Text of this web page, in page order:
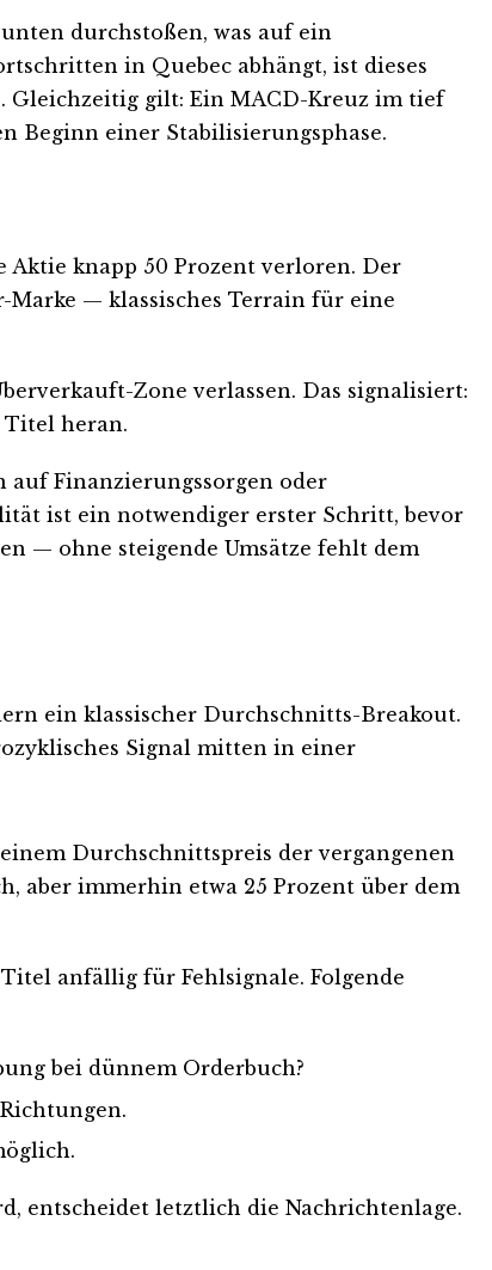
durchstoßen, was auf ein
in Quebec abhängt, ist dieses
Gleichzeitig gilt: Ein MACD-Kreuz im tief
Beginn einer Stabilisierungsphase.
Aktie knapp 50 Prozent verloren. Der
Marke — klassisches Terrain für eine
Zone verlassen. Das signalisiert:
Titel heran.
auf Finanzierungssorgen oder
ist ein notwendiger erster Schritt, bevor
— ohne steigende Umsätze fehlt dem
ein klassischer Durchschnitts-Breakout.
Signal mitten in einer
Durchschnittspreis der vergangenen
aber immerhin etwa 25 Prozent über dem
anfällig für Fehlsignale. Folgende
bei dünnem Orderbuch?
entscheidet letztlich die Nachrichtenlage.